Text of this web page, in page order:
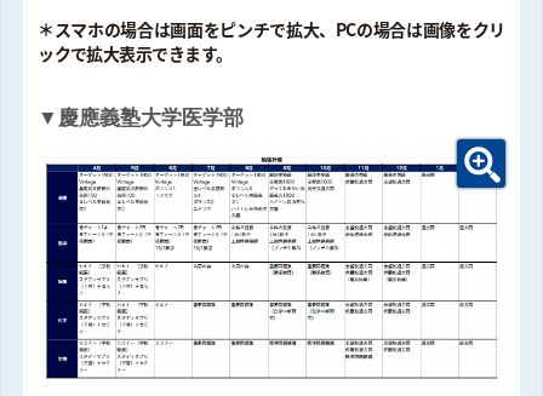
＊スマホの場合は画面をピンチで拡大、PCの場合は画像をクリ
ックで拡大表示できます。
▼慶應義塾大学医学部